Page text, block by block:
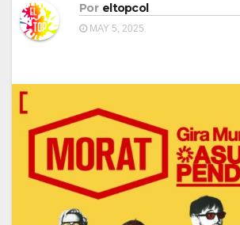
Por eltopcol
MAY 5, 2025